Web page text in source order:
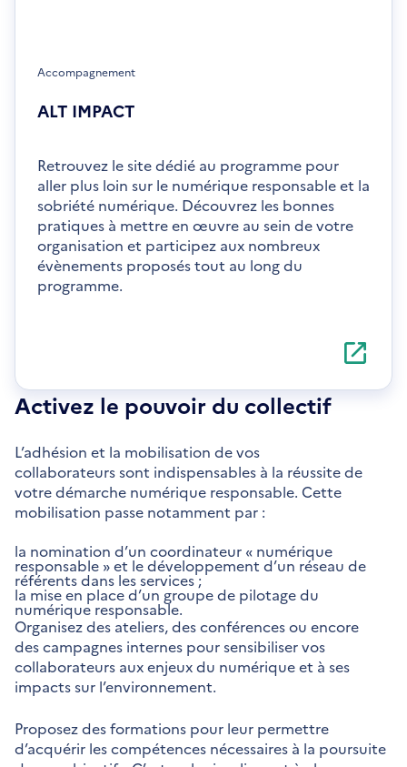
Accompagnement
ALT IMPACT
Retrouvez le site dédié au programme pour
aller plus loin sur le numérique responsable et la
sobriété numérique. Découvrez les bonnes
pratiques à mettre en œuvre au sein de votre
organisation et participez aux nombreux
évènements proposés tout au long du
programme.
S'ouvre
dans
nouvelle
Activez le pouvoir du collectif
L’adhésion et la mobilisation de vos
collaborateurs sont indispensables à la réussite de
votre démarche numérique responsable. Cette
mobilisation passe notamment par :
la nomination d’un coordinateur « numérique
responsable » et le développement d’un réseau de
référents dans les services ;
la mise en place d’un groupe de pilotage du
numérique responsable.
Organisez des ateliers, des conférences ou encore
des campagnes internes pour sensibiliser vos
collaborateurs aux enjeux du numérique et à ses
impacts sur l’environnement.
Proposez des formations pour leur permettre
d’acquérir les compétences nécessaires à la poursuite